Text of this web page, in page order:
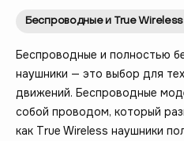
Беспроводные и True
Беспроводные и полностью
наушники — это выбор для
движений. Беспроводные
собой проводом, который
как True Wireless наушники